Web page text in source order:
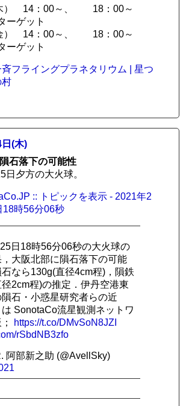
木） 14：00～、 18：00～
ーゲット
金） 14：00～、 18：00～
ーゲット
フライングプラネタリウム | 星つ
村
(木)
石落下の可能性
日夕方の大火球。
:: トピックを表示 - 2021年2
18時56分06秒
日18時56分06秒の大火球の
大阪北部に隕石落下の可能
なら130g(直径4cm程)，隕鉄
2cm程)の推定．伊丹空港東
石・小惑星研究者らの近
は SonotaCo流星観測ネットワ
https://t.co/DMvSoN8JZI
rSbdNB3zfo
阿部新之助 (@AvellSky)